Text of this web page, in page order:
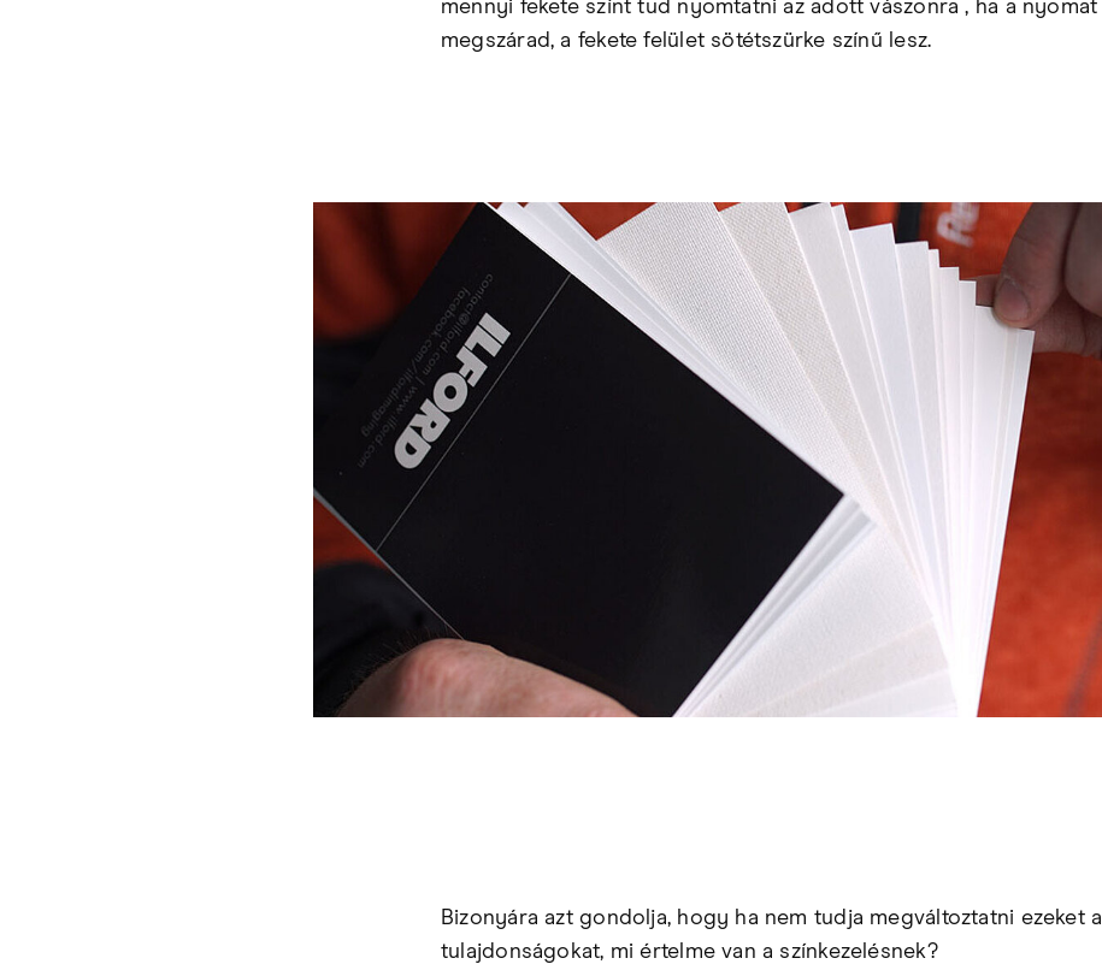
mennyi fekete színt tud nyomtatni az adott vászonra , ha a nyomat
megszárad, a fekete felület sötétszürke színű lesz.
Bizonyára azt gondolja, hogy ha nem tudja megváltoztatni ezeket a
tulajdonságokat, mi értelme van a színkezelésnek?